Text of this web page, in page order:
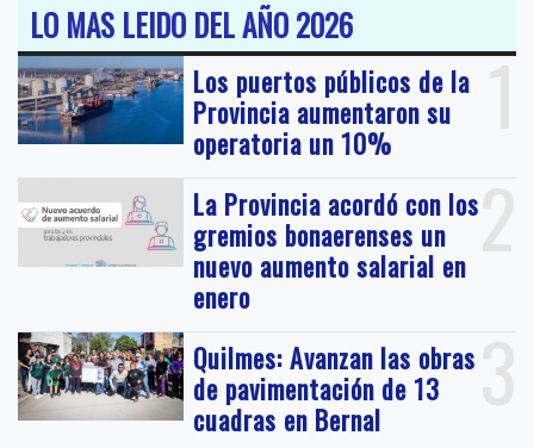
LO MAS LEIDO DEL AÑO 2026
1
Los puertos públicos de la
Provincia aumentaron su
operatoria un 10%
2
La Provincia acordó con los
gremios bonaerenses un
nuevo aumento salarial en
enero
3
Quilmes: Avanzan las obras
de pavimentación de 13
cuadras en Bernal